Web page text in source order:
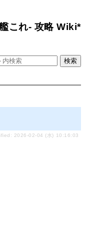
これ- 攻略 Wiki*
2026-02-04 (水) 10:16:03